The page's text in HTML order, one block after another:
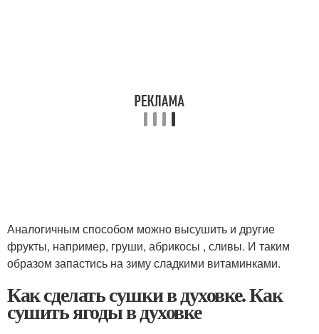
Аналогичным способом можно высушить и другие
фрукты, например, груши, абрикосы , сливы. И таким
образом запастись на зиму сладкими витаминками.
Как сделать сушки в духовке. Как
сушить ягоды в духовке